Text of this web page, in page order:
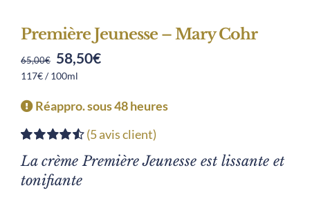
Première Jeunesse – Mary Cohr
65,00€ Original
price
was:
58,50€Current
is:
117€ / 100ml
Réappro. sous 48 heures
Noté
4.60
sur 5 basé
sur
5
notations
(5avis client)
La crème Première Jeunesse est lissante et
tonifiante